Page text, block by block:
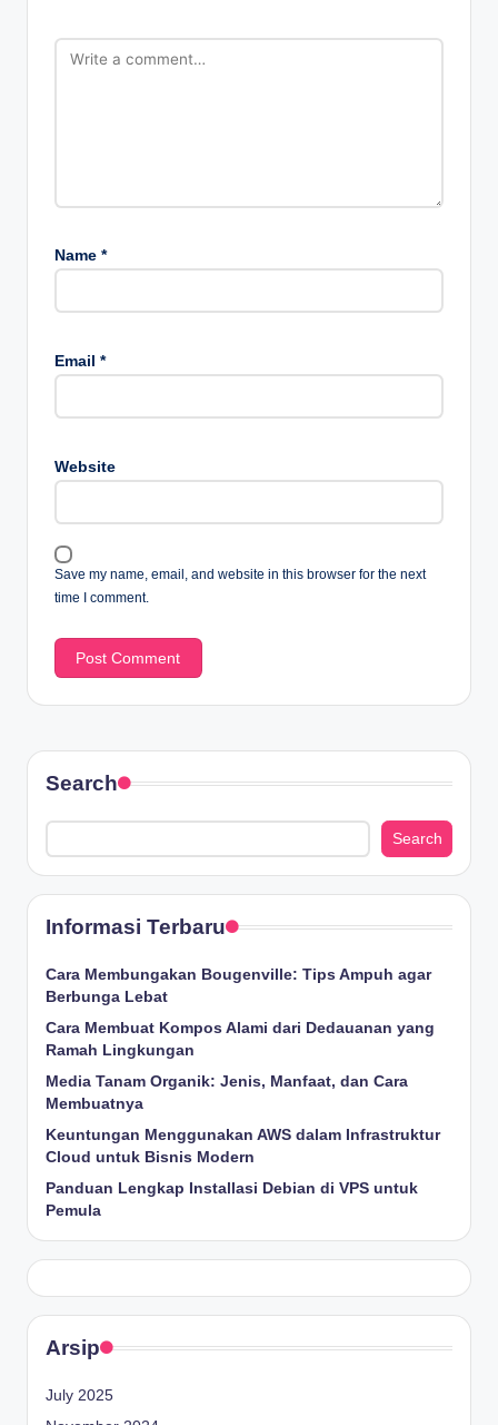
Name *
Email *
Website
Save my name, email, and website in this browser for the next
time I comment.
Search
Search
Informasi Terbaru
Cara Membungakan Bougenville: Tips Ampuh agar
Berbunga Lebat
Cara Membuat Kompos Alami dari Dedauanan yang
Ramah Lingkungan
Media Tanam Organik: Jenis, Manfaat, dan Cara
Membuatnya
Keuntungan Menggunakan AWS dalam Infrastruktur
Cloud untuk Bisnis Modern
Panduan Lengkap Installasi Debian di VPS untuk
Pemula
Arsip
July 2025